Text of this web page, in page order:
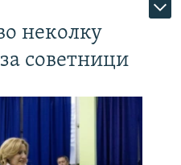
неколку
советници